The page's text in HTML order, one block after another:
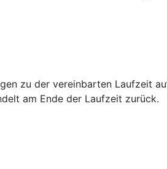
zu der vereinbarten Laufzeit
am Ende der Laufzeit zurück.